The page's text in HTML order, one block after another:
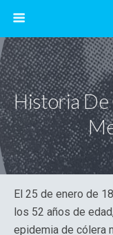
Historia De
El 25 de enero de
los 52 años de
epidemia de cólera